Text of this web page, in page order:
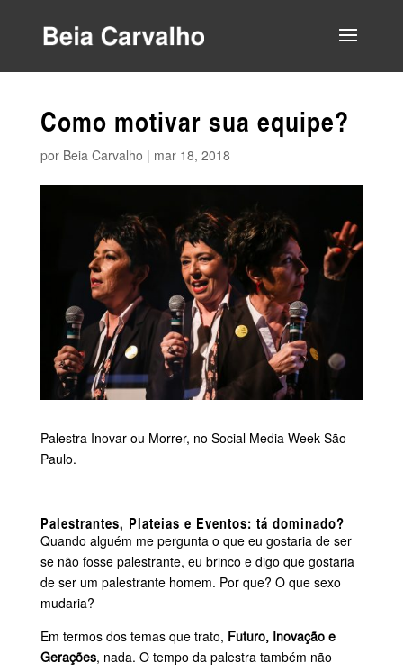
Como motivar sua equipe?
por Beia Carvalho | mar 18, 2018
Palestra Inovar ou Morrer, no Social Media Week São
Paulo.
Palestrantes, Plateias e Eventos: tá dominado?
Quando alguém me pergunta o que eu gostaria de ser
se não fosse palestrante, eu brinco e digo que gostaria
de ser um palestrante homem. Por que? O que sexo
mudaria?
Em termos dos temas que trato, Futuro, Inovação e
Gerações, nada. O tempo da palestra também não